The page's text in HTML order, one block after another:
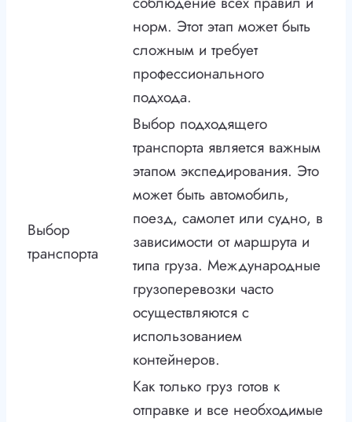
норм. Этот этап может быть
сложным и требует
профессионального
подхода.
Выбор
транспорта
Выбор подходящего
транспорта является важным
этапом экспедирования. Это
может быть автомобиль,
поезд, самолет или судно, в
зависимости от маршрута и
типа груза. Международные
грузоперевозки часто
осуществляются с
использованием
контейнеров.
Как только груз готов к
отправке и все необходимые